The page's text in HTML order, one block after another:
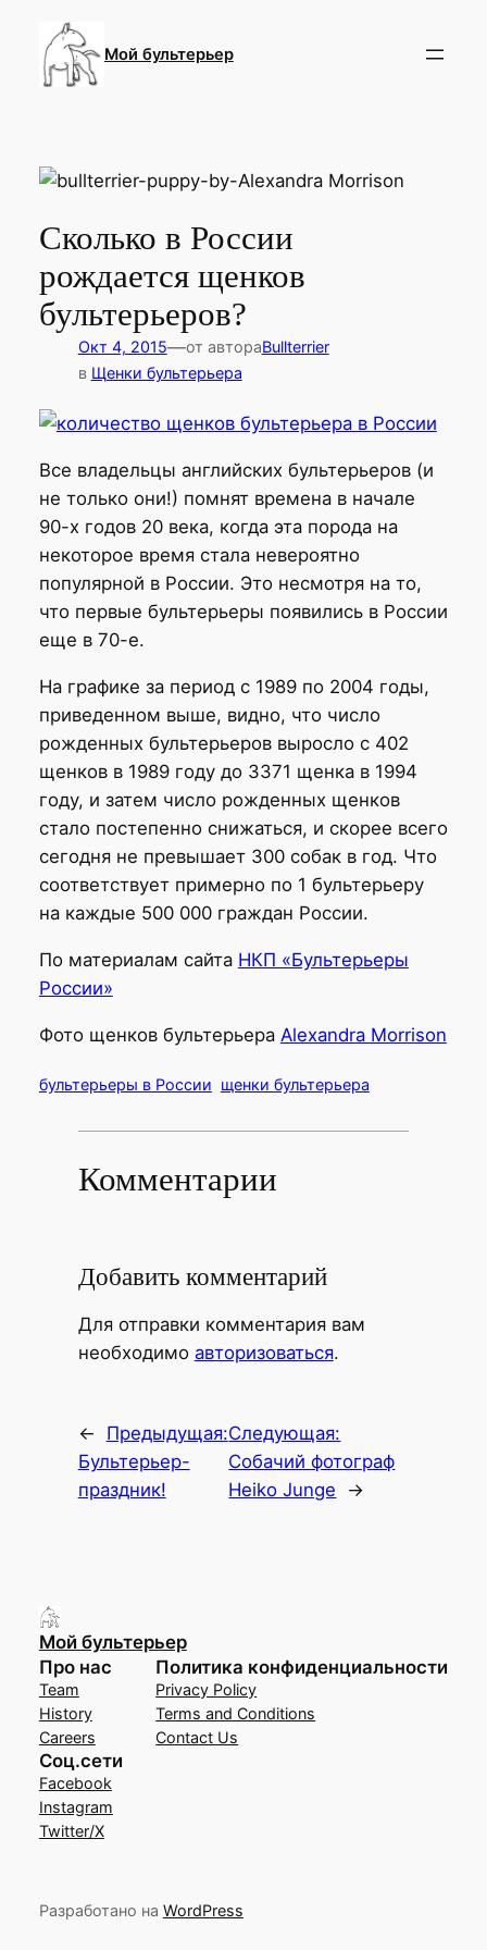
содержимому
Мой бультерьер
Сколько в России
рождается щенков
бультерьеров?
Окт 4, 2015—от автораBullterrier
в Щенки бультерьера
Все владельцы английских бультерьеров (и
не только они!) помнят времена в начале
90-х годов 20 века, когда эта порода на
некоторое время стала невероятно
популярной в России. Это несмотря на то,
что первые бультерьеры появились в России
еще в 70-е.
На графике за период с 1989 по 2004 годы,
приведенном выше, видно, что число
рожденных бультерьеров выросло с 402
щенков в 1989 году до 3371 щенка в 1994
году, и затем число рожденных щенков
стало постепенно снижаться, и скорее всего
сегодня не превышает 300 собак в год. Что
соответствует примерно по 1 бультерьеру
на каждые 500 000 граждан России.
По материалам сайта НКП «Бультерьеры
России»
Фото щенков бультерьера Alexandra Morrison
бультерьеры в России щенки бультерьера
Комментарии
Добавить комментарий
Для отправки комментария вам
необходимо авторизоваться.
←
Предыдущая:
Бультерьер-
праздник!
Следующая:
Собачий фотограф
Heiko Junge
→
Мой бультерьер
Про нас
Team
History
Careers
Политика конфиденциальности
Privacy Policy
Terms and Conditions
Contact Us
Соц.сети
Facebook
Instagram
Twitter/X
Разработано на WordPress